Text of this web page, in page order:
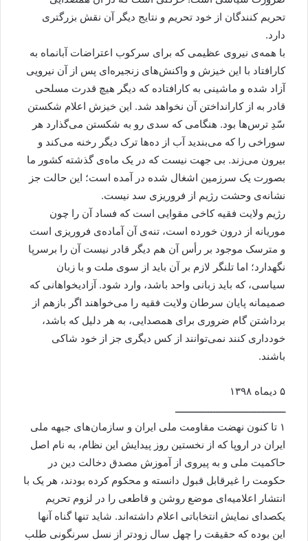
تحریم کنندگان از خود تحریم و نتایج دیگر آن نقش بزرگتری
دارد.
با همه‌ی نیروی عظیمی که برای سرکوب اعتراضات آبانماه به
کارافتاد با این خیزش و واکنش‌های زنجیره‌ای پس از آن نیرویی
آزاد شده و ماشینی به کارافتاده که دیگر هیچ قدرت مسلحی
قادر به از کارانداختن آن نخواهد شد. این خیزش اعلام شکستن
سّدِ ترس‌ها بود. هنگامی که سدی رو به شکستن می‌گذارد هر
سوراخی را که می‌بندید آب از ده‌ها ترک دیگر رخنه می‌کند و
بیرون می‌زند. بی جهت نیست که در یک ماه‌ی گذشته کشور ما
بصورت یک سرزمین اشغال شده در آمده است؛ این حالت جز
نشانه‌ی وحشت رژیم از فروریزی سد نیست.
رژیم ولایت فقیه کاخی مقوایی است که فساد آن را چون
موریانه از درون خورده است، تنه‌ی آن آماده‌ی فروریزی است
و مترسک موجود بر رأس آن هم دیگر قادر نیست آن را برسرپا
نگهدارد؛ اما تلنگر لازم بر آن باید از سوی ملت و با زبان
سیاسی، که باید زبانی واحد باشد، وارد شود. آزادیخواهانی که
صمیمانه پایان سرطان ولایت فقیه را می‌خواهند اگر بازهم از
برداشتن گام ضروری برای همصدایی، به هر دلیل که باشد،
خودداری کنند نمی‌توانند از کس دیگری جز از خود شاکی
باشند.
۵ دیماه ۱۳۹۸
ــــــــــــــــــــــــــــــــــــــــ
۱ تا کنون نهضت مقاومت ملی ایران و سازمان‌های جبهه ملی
ایران در اروپا که از نخستین روز پیدایش این نظام، به نام اصل
حاکمیت ملی و به پیروی از آموزش مصدق دخالت دین در
حکومت را غیرقابل قبول دانسته و محکوم کرده بودند، هر یک با
انتشار اعلامیه‌ای موضع روشن و قاطعی را در لزوم تحریم
یکصدای نمایش انتخاباتی اعلام داشته‌اند. شاید تنها گناه آنها
این بوده که حقیقت را چهل سال زودتر از نسل سرنگونی طلب